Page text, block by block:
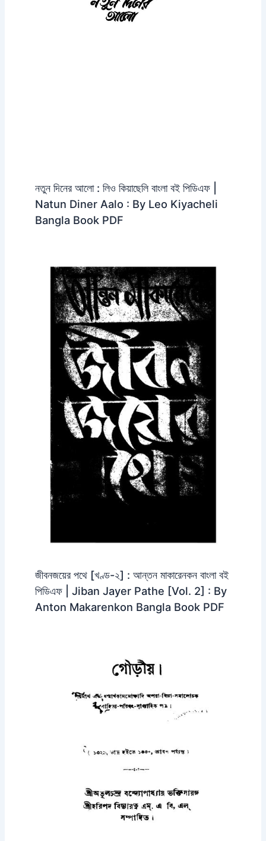
নতুন দিনের আলো : লিও কিয়াছেলি বাংলা বই পিডিএফ |
Natun Diner Aalo : By Leo Kiyacheli
Bangla Book PDF
জীবনজয়ের পথে [খণ্ড-২] : আন্তন মাকারেনকন বাংলা বই
পিডিএফ | Jiban Jayer Pathe [Vol. 2] : By
Anton Makarenkon Bangla Book PDF